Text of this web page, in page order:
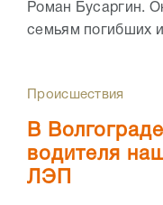
Роман Бусаргин.
семьям погибших
Происшествия
В
водителя
ЛЭП